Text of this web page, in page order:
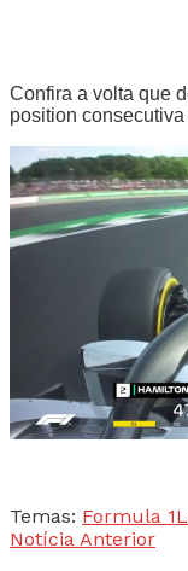
Confira a volta que
position
Temas: Formula 1
Notícia Anterior